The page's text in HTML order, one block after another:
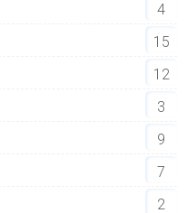
4
15
12
3
9
7
2